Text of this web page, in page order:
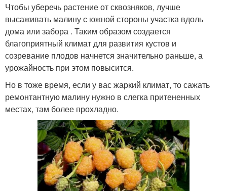
Чтобы уберечь растение от сквозняков, лучше
высаживать малину с южной стороны участка вдоль
дома или забора . Таким образом создается
благоприятный климат для развития кустов и
созревание плодов начнется значительно раньше, а
урожайность при этом повысится.
Но в тоже время, если у вас жаркий климат, то сажать
ремонтантную малину нужно в слегка притененных
местах, там более прохладно.